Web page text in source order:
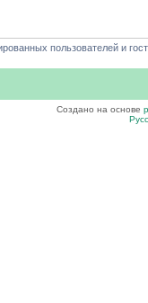
пользователей и
Создано на основе